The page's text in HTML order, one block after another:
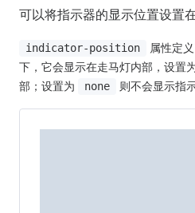
可以将指示器的显示位置设置
indicator-position
属性定
下，它会显示在走马灯内部，设置
部；设置为
none 则不会显示指示